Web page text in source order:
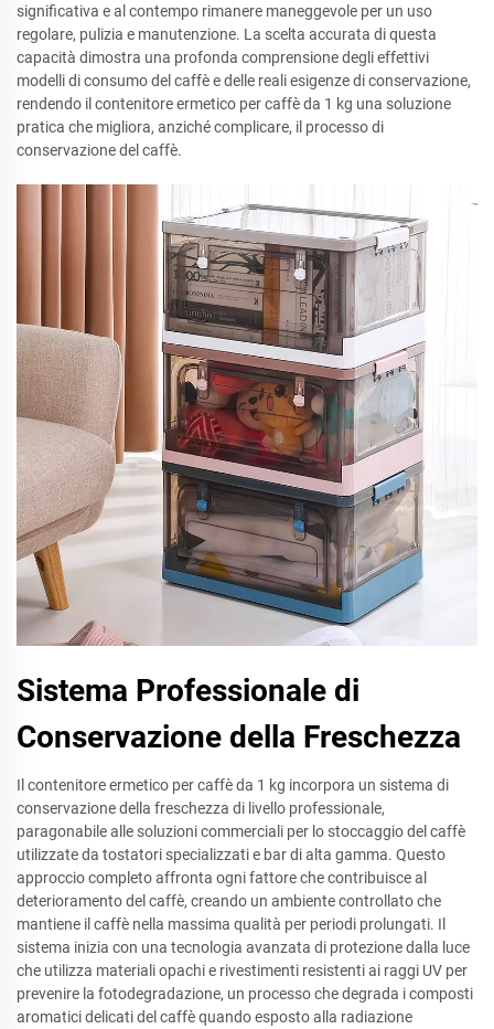
significativa e al contempo rimanere maneggevole per un uso
regolare, pulizia e manutenzione. La scelta accurata di questa
capacità dimostra una profonda comprensione degli effettivi
modelli di consumo del caffè e delle reali esigenze di conservazione,
rendendo il contenitore ermetico per caffè da 1 kg una soluzione
pratica che migliora, anziché complicare, il processo di
conservazione del caffè.
Sistema Professionale di
Conservazione della Freschezza
Il contenitore ermetico per caffè da 1 kg incorpora un sistema di
conservazione della freschezza di livello professionale,
paragonabile alle soluzioni commerciali per lo stoccaggio del caffè
utilizzate da tostatori specializzati e bar di alta gamma. Questo
approccio completo affronta ogni fattore che contribuisce al
deterioramento del caffè, creando un ambiente controllato che
mantiene il caffè nella massima qualità per periodi prolungati. Il
sistema inizia con una tecnologia avanzata di protezione dalla luce
che utilizza materiali opachi e rivestimenti resistenti ai raggi UV per
prevenire la fotodegradazione, un processo che degrada i composti
aromatici delicati del caffè quando esposto alla radiazione